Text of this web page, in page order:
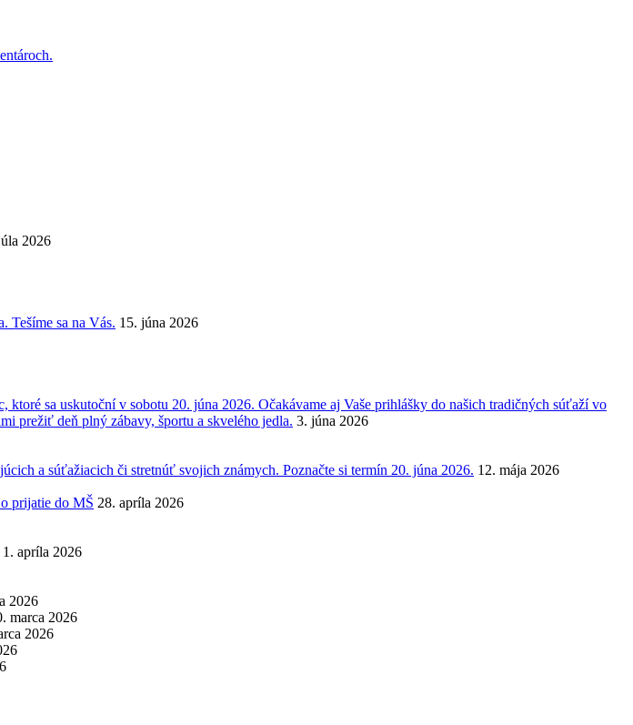
2026
Tešíme sa na Vás. 15. júna 2026
sa uskutoční v sobotu 20. júna 2026. Očakávame aj Vaše prihlášky do našich tradičných súťaží vo
prežiť deň plný zábavy, športu a skvelého jedla. 3. júna 2026
a súťažiacich či stretnúť svojich známych. Poznačte si termín 20. júna 2026. 12. mája 2026
prijatie do MŠ 28. apríla 2026
1. apríla 2026
2026
marca 2026
2026